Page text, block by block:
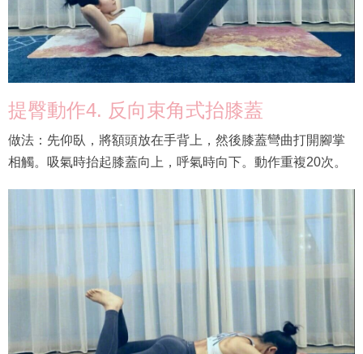
提臀動作4. 反向束角式抬膝蓋
做法：先仰臥，將額頭放在手背上，然後膝蓋彎曲打開腳掌
相觸。吸氣時抬起膝蓋向上，呼氣時向下。動作重複20次。